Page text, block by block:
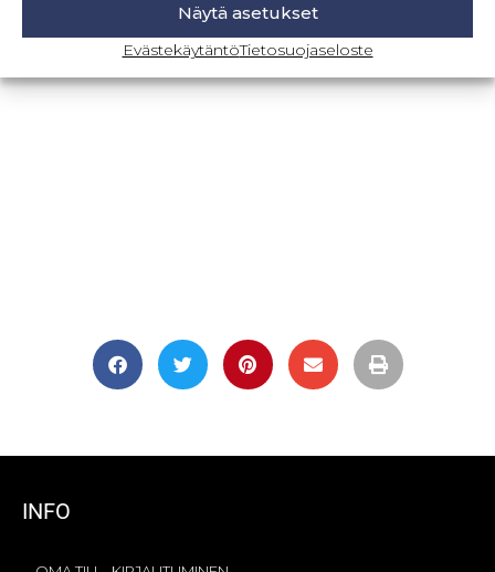
Näytä asetukset
EvästekäytäntöTietosuojaseloste
INFO